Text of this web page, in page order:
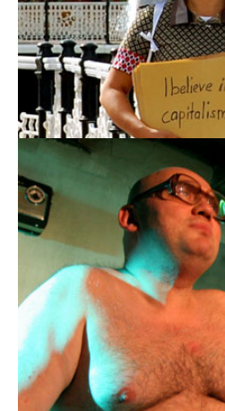
Show What You Believe In!